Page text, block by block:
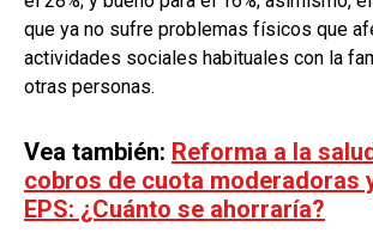
que ya no sufre problemas físicos que
actividades sociales habituales con la
otras personas.
Vea también: Reforma a la
cobros de cuota moderadoras
EPS: ¿Cuánto se ahorraría?